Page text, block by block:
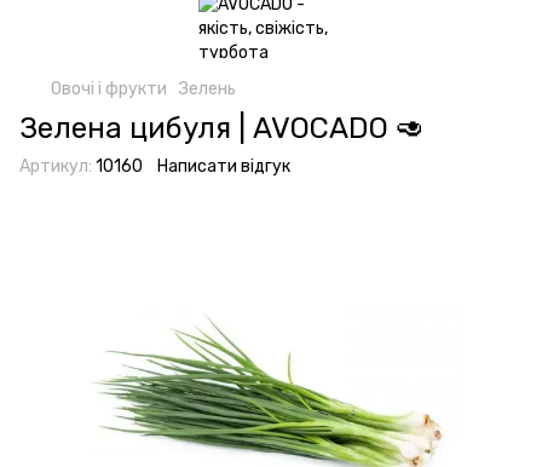
Овочі і фрукти Зелень
Зелена цибуля | AVOCADO 🥑
Артикул: 10160 Написати відгук